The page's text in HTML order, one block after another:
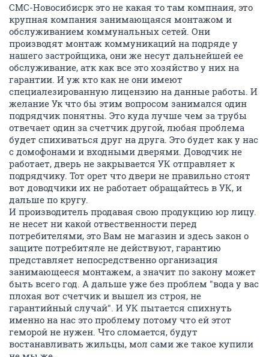
СМС-Новосибисрк это не какая то там компнаия, это
крупная компания занимающаяся монтажом и
обслуживанием коммунальных сетей. Они
производят монтаж коммуникаций на подряде у
нашего застройщика, они же несут дальнейшей ее
обслуживание, атк как все это хозяйство у них на
гарантии. И уж кто как не они имеют
специалезированную лицензию на данные работы. И
желание Ук что бы этим вопросом занимался один
подрядчик понятны. Это куда лучше чем за трубы
отвечает один за счетчик другой, любая проблема
будет спихиваться друг на друга. Это будет как у нас
с домофонами и входными дверями. Доводчик не
работает, дверь не закрывается УК отправляет к
подрядчику. Тот орет что двери не правильно стоят
вот доводчики их не работает обращайтесь в УК, и
дальше по кругу.
И производитель продавая свою продукцию юр лицу.
не несет ни какой отвественности перед
потребителями, это Вам не магазин и здесь закон о
защите потребитяле не действуют, гарантию
представляет непосредственно организация
занимающееся монтажем, а значит по закону может
быть всего год. А дальше уже без проблем "вода у вас
плохая вот счетчик и вышел из строя, не
гарантийный случай". И УК пытается спихнуть
именно на нас это проблему потому что ей этот
геморой не нужен. Что сломается, будут
востанавливать жильцы, мол сами же такое купили